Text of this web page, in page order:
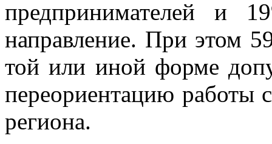
предпринимателей и
направление. При этом
той или иной форме
переориентацию работы
региона.